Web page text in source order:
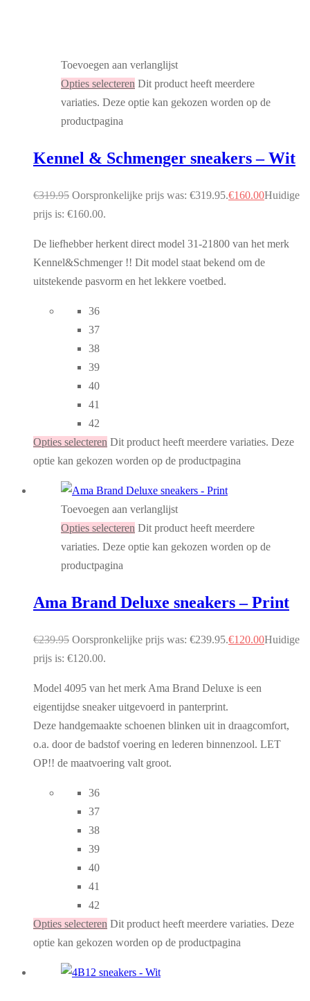
Toevoegen aan verlanglijst
Opties selecteren Dit product heeft meerdere
variaties. Deze optie kan gekozen worden op de
productpagina
Kennel & Schmenger sneakers – Wit
€319.95 Oorspronkelijke prijs was: €319.95.€160.00Huidige
prijs is: €160.00.
De liefhebber herkent direct model 31-21800 van het merk
Kennel&Schmenger !! Dit model staat bekend om de
uitstekende pasvorm en het lekkere voetbed.
36
37
38
39
40
41
42
Opties selecteren Dit product heeft meerdere variaties. Deze
optie kan gekozen worden op de productpagina
Toevoegen aan verlanglijst
Opties selecteren Dit product heeft meerdere
variaties. Deze optie kan gekozen worden op de
productpagina
Ama Brand Deluxe sneakers – Print
€239.95 Oorspronkelijke prijs was: €239.95.€120.00Huidige
prijs is: €120.00.
Model 4095 van het merk Ama Brand Deluxe is een
eigentijdse sneaker uitgevoerd in panterprint.
Deze handgemaakte schoenen blinken uit in draagcomfort,
o.a. door de badstof voering en lederen binnenzool. LET
OP!! de maatvoering valt groot.
36
37
38
39
40
41
42
Opties selecteren Dit product heeft meerdere variaties. Deze
optie kan gekozen worden op de productpagina